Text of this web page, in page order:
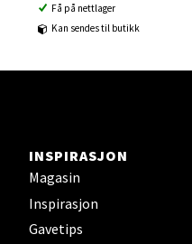
Få på nettlager
Kan sendes til butikk
INSPIRASJON
Magasin
Inspirasjon
Gavetips
Sjøfartsgata 2, 7714
0 i butikk